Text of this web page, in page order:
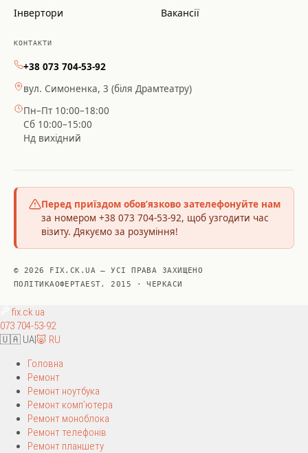
Інвертори
Вакансії
КОНТАКТИ
+38 073 704-53-92
вул. Симоненка, 3 (біля Драмтеатру)
Пн–Пт 10:00–18:00
Сб 10:00–15:00
Нд вихідний
Перед приїздом обов’язково зателефонуйте нам
за номером +38 073 704-53-92, щоб узгодити час
візиту. Дякуємо за розуміння!
© 2026 FIX.CK.UA — УСІ ПРАВА ЗАХИЩЕНО
ПОЛІТИКАОФЕРТАEST. 2015 · ЧЕРКАСИ
fix.ck.ua
073 704-53-92
🇺🇦 UA|🐷 RU
Головна
Ремонт
Ремонт ноутбука
Ремонт комп’ютера
Ремонт моноблока
Ремонт телефонів
Ремонт планшету